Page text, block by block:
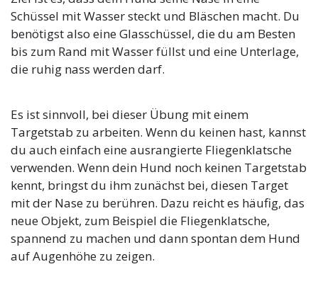
Schüssel mit Wasser steckt und Bläschen macht. Du
benötigst also eine Glasschüssel, die du am Besten
bis zum Rand mit Wasser füllst und eine Unterlage,
die ruhig nass werden darf.
Es ist sinnvoll, bei dieser Übung mit einem
Targetstab zu arbeiten. Wenn du keinen hast, kannst
du auch einfach eine ausrangierte Fliegenklatsche
verwenden. Wenn dein Hund noch keinen Targetstab
kennt, bringst du ihm zunächst bei, diesen Target
mit der Nase zu berühren. Dazu reicht es häufig, das
neue Objekt, zum Beispiel die Fliegenklatsche,
spannend zu machen und dann spontan dem Hund
auf Augenhöhe zu zeigen.